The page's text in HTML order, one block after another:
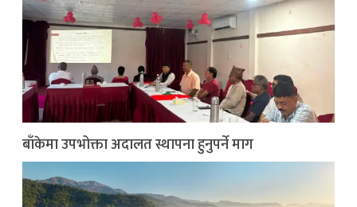
बाँकेमा उपभोक्ता अदालत स्थापना हुनुपर्ने माग